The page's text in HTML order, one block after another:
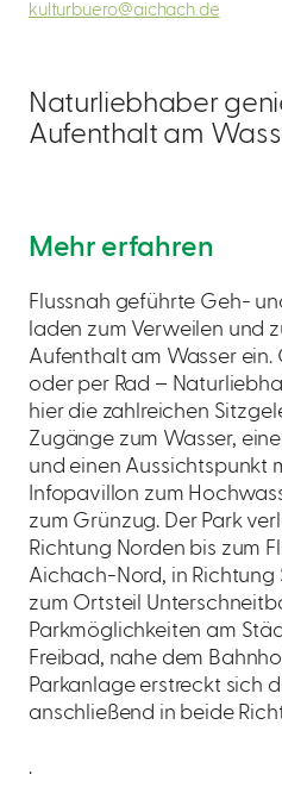
Naturliebhaber
Aufenthalt am
Mehr erfahren
Flussnah geführte Geh-
laden zum Verweilen und
Aufenthalt am Wasser ein.
oder per Rad –
hier die zahlreichen
Zugänge zum Wasser,
und einen Aussichtspunkt
Infopavillon zum
zum Grünzug. Der Park
Richtung Norden bis zum
Aichach-Nord, in Richtung
zum Ortsteil
Parkmöglichkeiten am
Freibad, nahe dem
Parkanlage erstreckt sich
anschließend in beide
.
kulturbuero@aichach.de